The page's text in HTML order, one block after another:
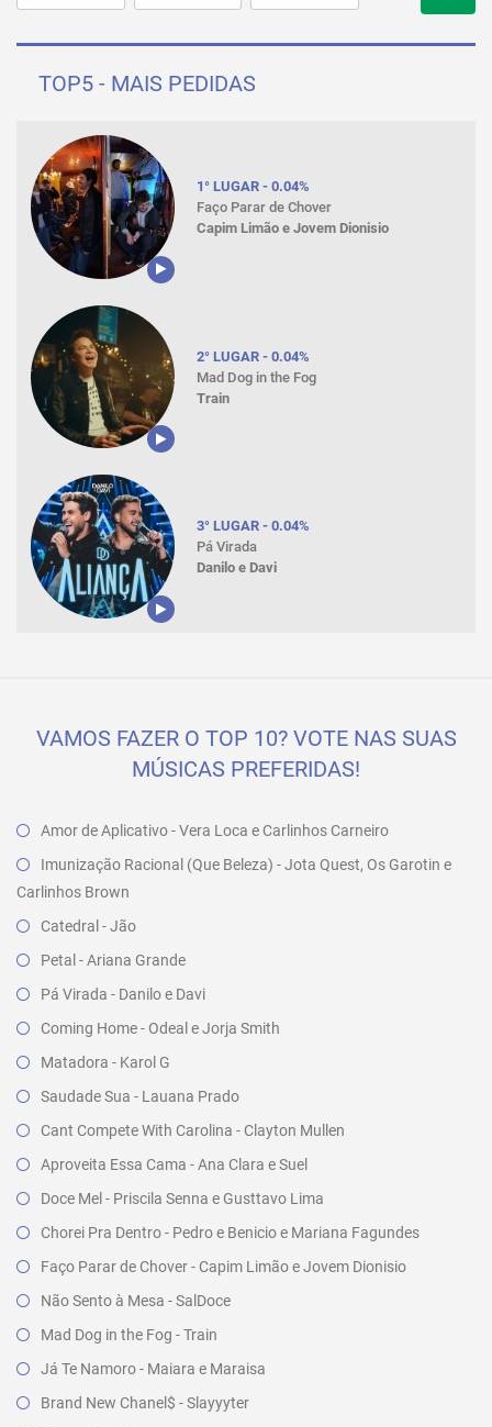
TOP5 - MAIS PEDIDAS
1° LUGAR - 0.04%
Faço Parar de Chover
Capim Limão e Jovem Dionisio
2° LUGAR - 0.04%
Mad Dog in the Fog
Train
3° LUGAR - 0.04%
Pá Virada
Danilo e Davi
VAMOS FAZER O TOP 10? VOTE NAS SUAS
MÚSICAS PREFERIDAS!
Amor de Aplicativo - Vera Loca e Carlinhos Carneiro
Imunização Racional (Que Beleza) - Jota Quest, Os Garotin e
Carlinhos Brown
Catedral - Jão
Petal - Ariana Grande
Pá Virada - Danilo e Davi
Coming Home - Odeal e Jorja Smith
Matadora - Karol G
Saudade Sua - Lauana Prado
Cant Compete With Carolina - Clayton Mullen
Aproveita Essa Cama - Ana Clara e Suel
Doce Mel - Priscila Senna e Gusttavo Lima
Chorei Pra Dentro - Pedro e Benicio e Mariana Fagundes
Faço Parar de Chover - Capim Limão e Jovem Dionisio
Não Sento à Mesa - SalDoce
Mad Dog in the Fog - Train
Já Te Namoro - Maiara e Maraisa
Brand New Chanel$ - Slayyyter